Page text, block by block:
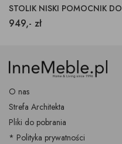
949,- zł
O nas
Strefa Architekta
Pliki do pobrania
* Polityka prywatności